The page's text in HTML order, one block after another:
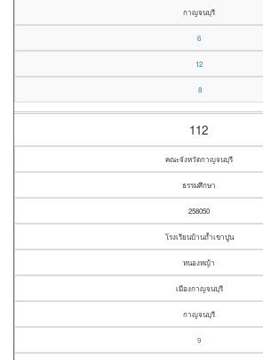
กาญจนบุรี
6
12
8
112
คณะจังหวัดกาญจนบุรี
ธรรมศึกษา
258050
โรงเรียนบ้านถ้ำเขาปูน
หนองหญ้า
เมืองกาญจนบุรี
กาญจนบุรี
9